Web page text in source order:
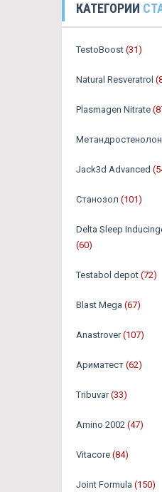
КАТЕГОРИИ
TestoBoost (31)
Natural Resveratrol
Plasmagen Nitrate
Метандростенолон
Jack3d Advanced
Станозол (101)
Delta Sleep
(60)
Testabol depot (72)
Blast Mega (67)
Anastrover (107)
Ариматест (62)
Tribuvar (33)
Amino 2002 (47)
Vitacore (84)
Joint Formula (150)